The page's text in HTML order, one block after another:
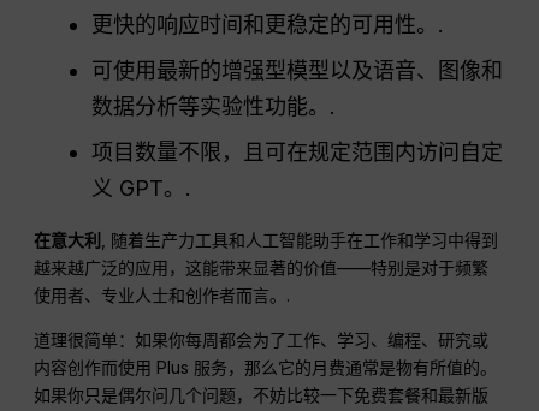
更快的响应时间和更稳定的可用性。.
可使用最新的增强型模型以及语音、图像和
数据分析等实验性功能。.
项目数量不限，且可在规定范围内访问自定
义 GPT。.
在意大利
, 随着生产力工具和人工智能助手在工作和学习中得到
越来越广泛的应用，这能带来显著的价值——特别是对于频繁
使用者、专业人士和创作者而言。.
道理很简单：如果你每周都会为了工作、学习、编程、研究或
内容创作而使用 Plus 服务，那么它的月费通常是物有所值的。
如果你只是偶尔问几个问题，不妨比较一下免费套餐和最新版